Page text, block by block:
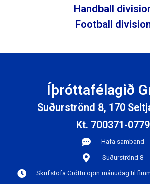
Handball
Football
Íþróttafélagið
Suðurströnd 8, 170
Kt. 700371-0779
Hafa samband
Suðurströnd 8
Skrifstofa Gróttu opin mánudag til